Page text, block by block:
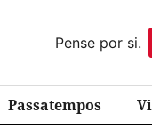
Pense por si.
Passatempos